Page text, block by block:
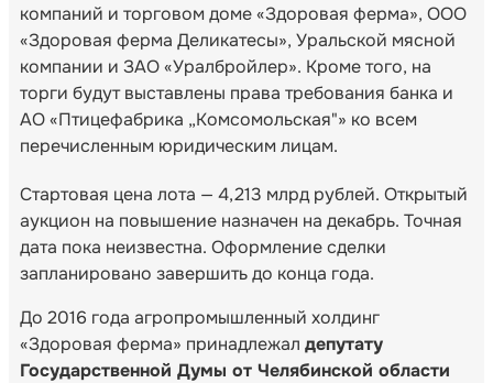
компаний и торговом доме «Здоровая ферма», ООО
«Здоровая ферма Деликатесы», Уральской мясной
компании и ЗАО «Уралбройлер». Кроме того, на
торги будут выставлены права требования банка и
АО «Птицефабрика „Комсомольская"» ко всем
перечисленным юридическим лицам.
Стартовая цена лота — 4,213 млрд рублей. Открытый
аукцион на повышение назначен на декабрь. Точная
дата пока неизвестна. Оформление сделки
запланировано завершить до конца года.
До 2016 года агропромышленный холдинг
«Здоровая ферма» принадлежал депутату
Государственной Думы от Челябинской области